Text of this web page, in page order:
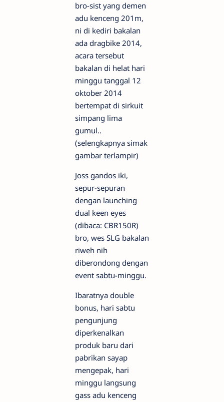
bro-sist yang demen
adu kenceng 201m,
ni di kediri bakalan
ada dragbike 2014,
acara tersebut
bakalan di helat hari
minggu tanggal 12
oktober 2014
bertempat di sirkuit
simpang lima
gumul..
(selengkapnya simak
gambar terlampir)
Joss gandos iki,
sepur-sepuran
dengan launching
dual keen eyes
(dibaca: CBR150R)
bro, wes SLG bakalan
riweh nih
diberondong dengan
event sabtu-minggu.
Ibaratnya double
bonus, hari sabtu
pengunjung
diperkenalkan
produk baru dari
pabrikan sayap
mengepak, hari
minggu langsung
gass adu kenceng